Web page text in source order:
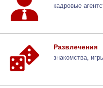
кадровые
Развлечения
знакомства,